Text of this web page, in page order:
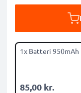
1x Batteri 950mAh
85,00 kr.